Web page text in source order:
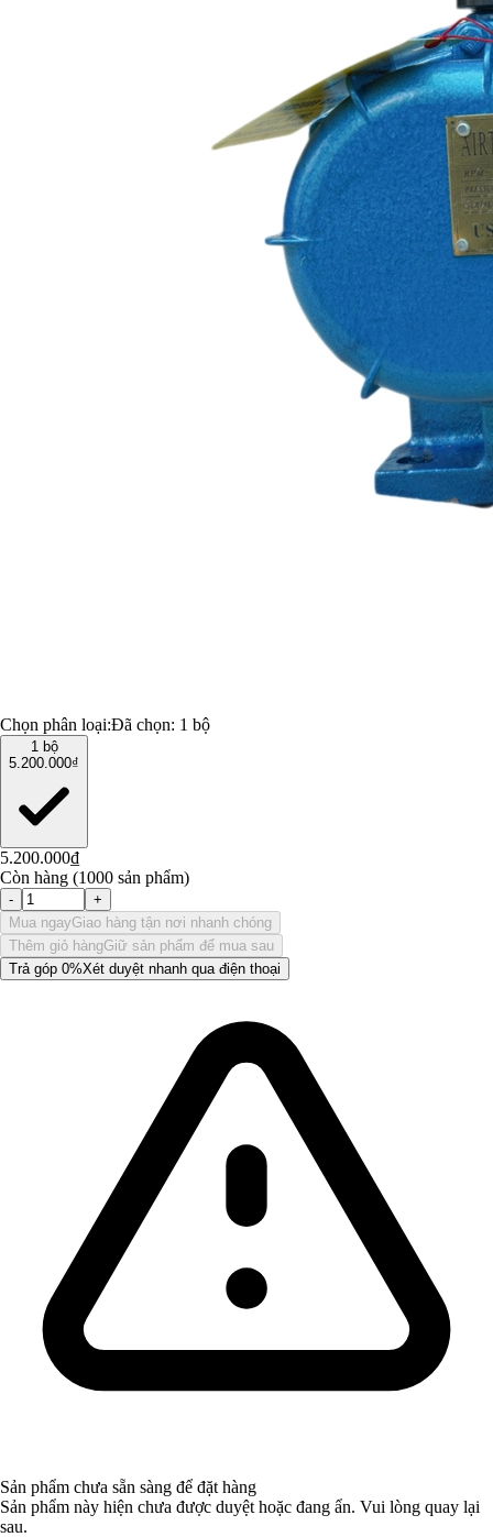
Chọn phân loại:Đã chọn: 1 bộ
1 bộ
5.200.000₫
5.200.000₫
Còn hàng (1000 sản phẩm)
-
+
Mua ngayGiao hàng tận nơi nhanh chóng
Thêm giỏ hàngGiữ sản phẩm để mua sau
Trả góp 0%Xét duyệt nhanh qua điện thoại
Sản phẩm chưa sẵn sàng để đặt hàng
Sản phẩm này hiện chưa được duyệt hoặc đang ẩn. Vui lòng quay lại
sau.